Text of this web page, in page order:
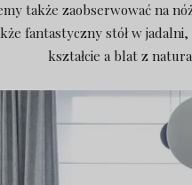
także zaobserwować na
fantastyczny stół w
kształcie a blat z